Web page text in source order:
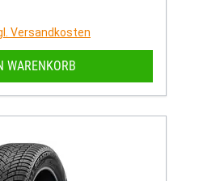
Versandkosten
WARENKORB